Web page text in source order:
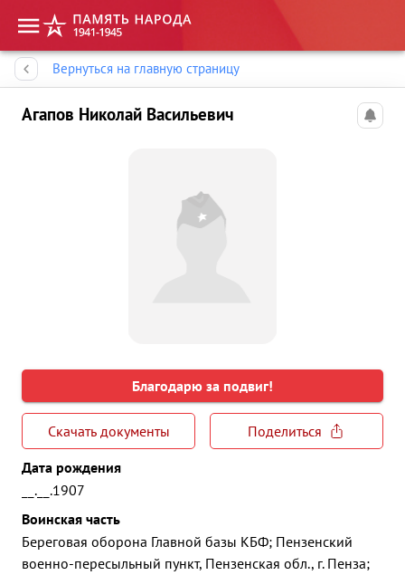
Вернуться на главную страницу
Агапов Николай Васильевич
Благодарю за подвиг!
Скачать документы
Поделиться
Дата рождения
__.__.1907
Воинская часть
Береговая оборона Главной базы КБФ; Пензенский
военно-пересыльный пункт, Пензенская обл., г. Пенза;
Память народа